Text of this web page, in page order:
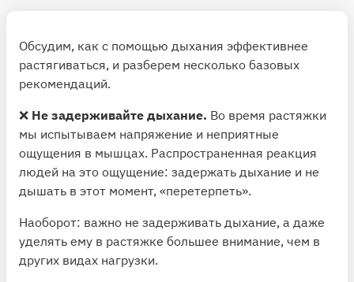
Обсудим, как с помощью дыхания эффективнее
растягиваться, и разберем несколько базовых
рекомендаций.
❌ Не задерживайте дыхание. Во время растяжки
мы испытываем напряжение и неприятные
ощущения в мышцах. Распространенная реакция
людей на это ощущение: задержать дыхание и не
дышать в этот момент, «перетерпеть».
Наоборот: важно не задерживать дыхание, а даже
уделять ему в растяжке большее внимание, чем в
других видах нагрузки.